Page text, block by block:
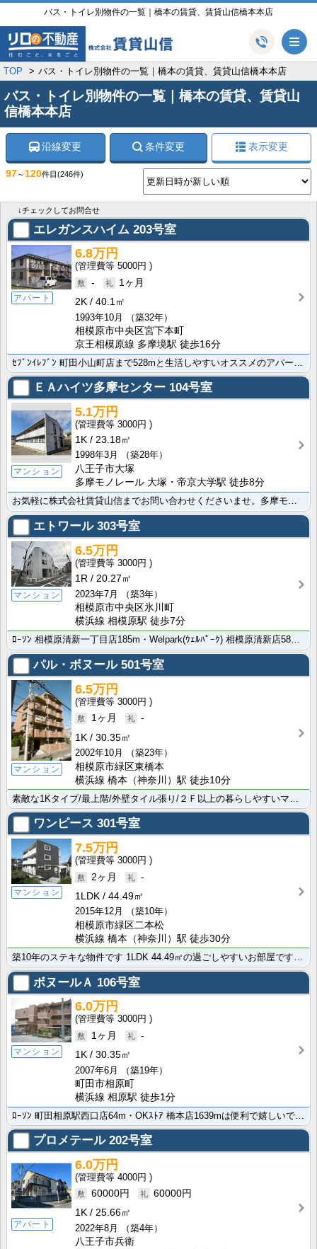
バス・トイレ別物件の一覧｜橋本の賃貸、賃貸山信橋本本店
TOP バス・トイレ別物件の一覧｜橋本の賃貸、賃貸山信橋本本店
バス・トイレ別物件の一覧｜橋本の賃貸、賃貸山
信橋本本店
沿線変更 条件変更 表示変更
97～120件目 (246件)
↓チェックしてお問合せ
エレガンスハイム 203号室
アパート
6.8万円
5000円
-
1ヶ月
2K
40.1㎡
1993年10月
（築32年）
相模原市中央区宮下本町
京王相模原線 多摩境駅 徒歩16分
ｾﾌﾞﾝｲﾚﾌﾞﾝ 町田小山町店まで528mと生活しやすいオススメのアパートです。便利なネット使用料･･･
ＥＡハイツ多摩センター 104号室
マンション
5.1万円
3000円
1K
23.18㎡
1998年3月
（築28年）
八王子市大塚
多摩モノレール 大塚・帝京大学駅 徒歩8分
お気軽に株式会社賃貸山信までお問い合わせくださいませ。多摩モノレール 松が谷駅まで徒歩17分でお出か･･･
エトワール303号室
マンション
6.5万円
3000円
1R
20.27㎡
2023年7月
（築3年）
相模原市中央区氷川町
横浜線 相模原駅 徒歩7分
ﾛｰｿﾝ 相模原清新一丁目店185m・Welpark(ｳｪﾙﾊﾟｰｸ) 相模原清新店580m 近隣施･･･
パル・ボヌール501号室
マンション
6.5万円
3000円
1ヶ月
-
1K
30.35㎡
2002年10月
（築23年）
相模原市緑区東橋本
横浜線 橋本（神奈川）駅 徒歩10分
ワンピース 301号室
マンション
7.5万円
3000円
2ヶ月
-
1LDK
44.49㎡
2015年12月
（築10年）
相模原市緑区二本松
横浜線 橋本（神奈川）駅 徒歩30分
ボヌールＡ 106号室
マンション
6.0万円
3000円
1ヶ月
-
1K
30.35㎡
2007年6月
（築19年）
町田市相原町
横浜線 相原駅 徒歩1分
プロメテール202号室
アパート
6.0万円
4000円
60000円
60000円
1K
25.66㎡
2022年8月
（築4年）
八王子市兵衛